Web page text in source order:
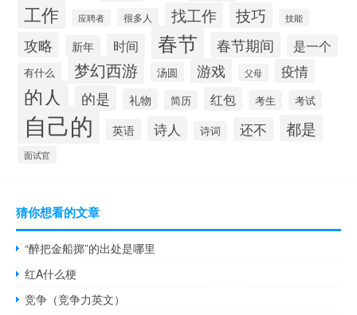
工作 应聘者 很多人 找工作 技巧 技能
攻略 新年 时间 春节 春节期间 是一个
有什么 梦幻西游 汤圆 游戏 父母 疫情
的人 的是 礼物 简历 红包 考生 考试
自己的 英语 诗人 诗词 还不 都是
面试官
猜你想看的文章
“醉把金船掷”的出处是哪里
红A什么梗
竞争（竞争力英文）